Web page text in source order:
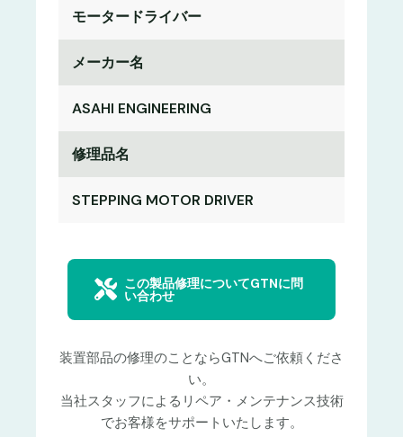
モータードライバー
メーカー名
ASAHI ENGINEERING
修理品名
STEPPING MOTOR DRIVER
この製品修理についてGTNに問
い合わせ
装置部品の修理のことならGTNへご依頼くださ
い。
当社スタッフによるリペア・メンテナンス技術
でお客様をサポートいたします。